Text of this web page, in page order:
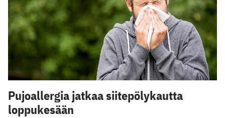
Pujoallergia jatkaa siitepölykautta
loppukesään